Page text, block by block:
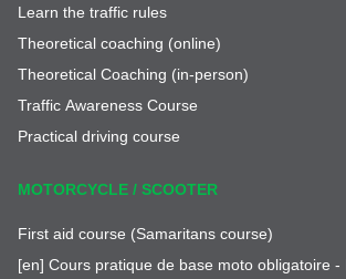
Learn the traffic rules
Theoretical coaching (online)
Theoretical Coaching (in-person)
Traffic Awareness Course
Practical driving course
MOTORCYCLE / SCOOTER
First aid course (Samaritans course)
[en] Cours pratique de base moto obligatoire -